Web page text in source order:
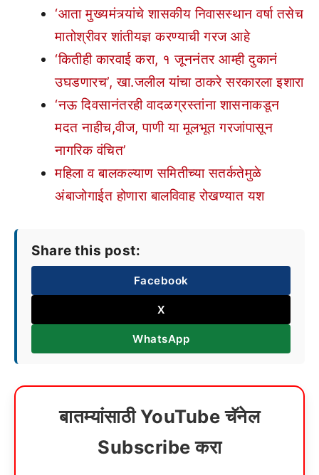
‘आता मुख्यमंत्र्यांचे शासकीय निवासस्थान वर्षा तसेच
मातोश्रीवर शांतीयज्ञ करण्याची गरज आहे
‘कितीही कारवाई करा, १ जूननंतर आम्ही दुकानं
उघडणारच’, खा.जलील यांचा ठाकरे सरकारला इशारा
‘नऊ दिवसानंतरही वादळग्रस्तांना शासनाकडून
मदत नाहीच,वीज, पाणी या मूलभूत गरजांपासून
नागरिक वंचित’
महिला व बालकल्याण समितीच्या सतर्कतेमुळे
अंबाजोगाईत होणारा बालविवाह रोखण्यात यश
Share this post:
Facebook
X
WhatsApp
बातम्यांसाठी YouTube चॅनेल
Subscribe करा